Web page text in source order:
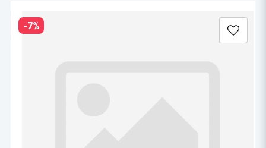
-7%